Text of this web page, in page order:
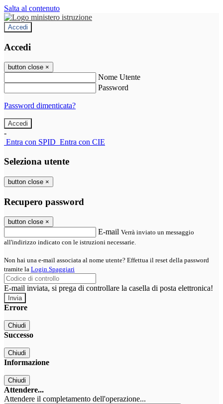
Salta al contenuto
Accedi
Accedi
button close ×
Nome Utente
Password
Password dimenticata?
-
Entra con SPID Entra con CIE
Seleziona utente
button close ×
Recupero password
button close ×
E-mail Verrà inviato un messaggio
all'indirizzo indicato con le istruzioni necessarie.
Non hai una e-mail associata al nome utente? Effettua il reset della password
tramite la Login Spaggiari
E-mail inviata, si prega di controllare la casella di posta elettronica!
Errore
Chiudi
Successo
Chiudi
Informazione
Chiudi
Attendere...
Attendere il completamento dell'operazione...